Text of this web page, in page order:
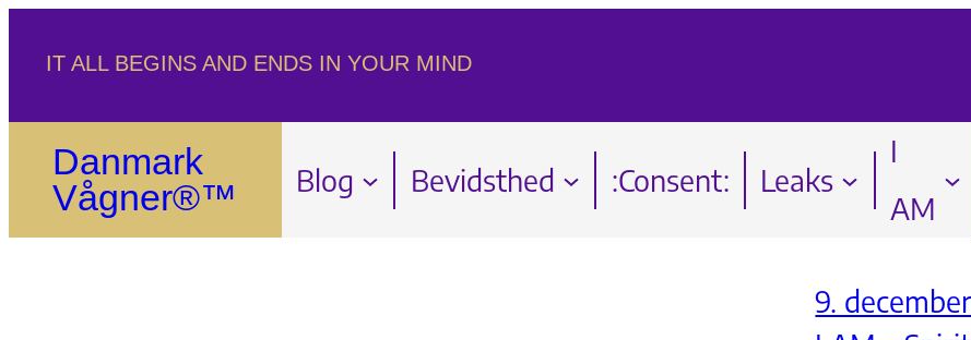
indhold
IT ALL BEGINS AND ENDS IN YOUR MIND
Danmark
Vågner®™
Blog Bevidsthed :Consent: Leaks
I
AM
9.